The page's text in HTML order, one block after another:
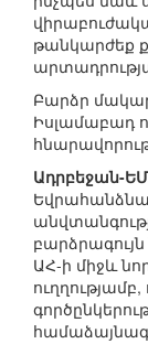
թանկարժեք
Բարձր
Իսլամաբադ
Ադրբեջան-
ԱՀ-ի միջև